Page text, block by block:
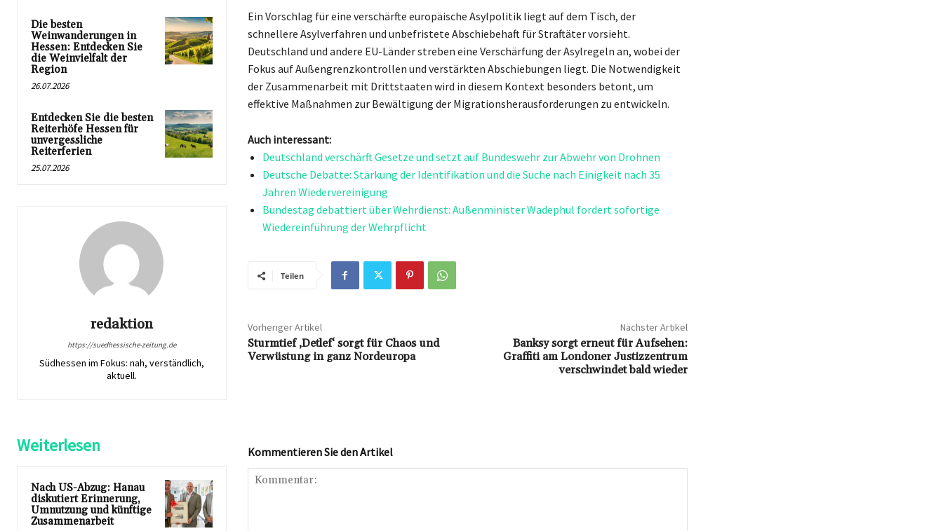
Die besten
Weinwanderungen in
Hessen: Entdecken Sie
die Weinvielfalt der
Region
26.07.2026
Entdecken Sie die besten
Reiterhöfe Hessen für
unvergessliche
Reiterferien
25.07.2026
redaktion
https://suedhessische-zeitung.de
Südhessen im Fokus: nah, verständlich,
aktuell.
Ein Vorschlag für eine verschärfte europäische Asylpolitik liegt auf dem Tisch, der
schnellere Asylverfahren und unbefristete Abschiebehaft für Straftäter vorsieht.
Deutschland und andere EU-Länder streben eine Verschärfung der Asylregeln an, wobei der
Fokus auf Außengrenzkontrollen und verstärkten Abschiebungen liegt. Die Notwendigkeit
der Zusammenarbeit mit Drittstaaten wird in diesem Kontext besonders betont, um
effektive Maßnahmen zur Bewältigung der Migrationsherausforderungen zu entwickeln.
Auch interessant:
Deutschland verschärft Gesetze und setzt auf Bundeswehr zur Abwehr von Drohnen
Deutsche Debatte: Stärkung der Identifikation und die Suche nach Einigkeit nach 35
Jahren Wiedervereinigung
Bundestag debattiert über Wehrdienst: Außenminister Wadephul fordert sofortige
Wiedereinführung der Wehrpflicht
Teilen
Vorheriger Artikel
Sturmtief ‚Detlef‘ sorgt für Chaos und
Verwüstung in ganz Nordeuropa
Nächster Artikel
Banksy sorgt erneut für Aufsehen:
Graffiti am Londoner Justizzentrum
verschwindet bald wieder
Weiterlesen
Nach US-Abzug: Hanau
diskutiert Erinnerung,
Umnutzung und künftige
Zusammenarbeit
Kommentieren Sie den Artikel